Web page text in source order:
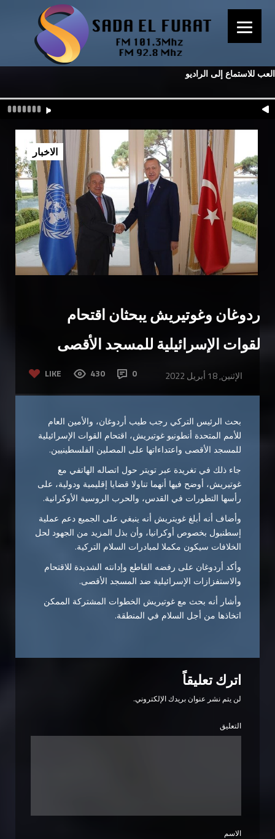
العب للاستماع إلى الراديو
أردوغان وغوتيريش يبحثان اقتحام
القوات الإسرائيلية للمسجد الأقصى
LIKE 430 0 الإثنين, 18 أبريل 2022
الاخبار
بحث الرئيس التركي رجب طيب أردوغان، والأمين العام
للأمم المتحدة أنطونيو غوتيريش، اقتحام القوات الإسرائيلية
للمسجد الأقصى واعتداءاتها على المصلين الفلسطينيين.
جاء ذلك في تغريدة عبر تويتر حول اتصاله الهاتفي مع
غوتيريش، أوضح فيها أنهما تناولا قضايا إقليمية ودولية، على
رأسها التطورات في القدس، والحرب الروسية الأوكرانية.
وأضاف أنه أبلغ غويتريش أنه ينبغي على الجميع دعم عملية
إسطنبول بخصوص أوكرانيا، وأن بذل المزيد من الجهود لحل
الخلافات سيكون مكملا لمبادرات السلام التركية.
وأكد أردوغان على رفضه القاطع وإدانته الشديدة للاقتحام
والاستفزازات الإسرائيلية ضد المسجد الأقصى.
وأشار أنه بحث مع غوتيريش الخطوات المشتركة الممكن
اتخاذها من أجل السلام في المنطقة.
اترك تعليقاً
لن يتم نشر عنوان بريدك الإلكتروني.
التعليق
الاسم